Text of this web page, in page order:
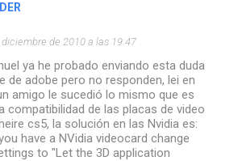
diciembre de 2010 a las 19:47
ya he probado enviando esta duda
de adobe pero no responden, lei en
amigo le sucedió lo mismo que es
compatibilidad de las placas de video
cs5, la solución en las Nvidia es:
have a NVidia videocard change
to "Let the 3D application